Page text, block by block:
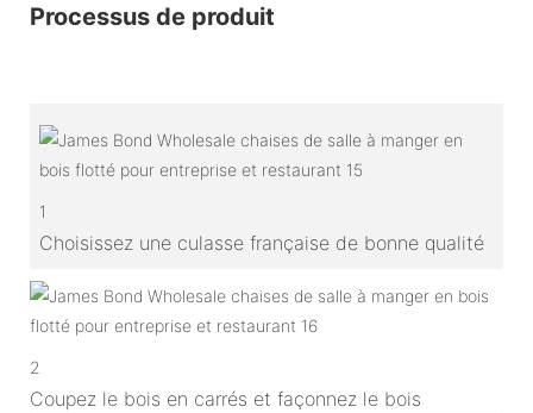
Processus de produit
1
Choisissez une culasse française de bonne qualité
2
Coupez le bois en carrés et façonnez le bois